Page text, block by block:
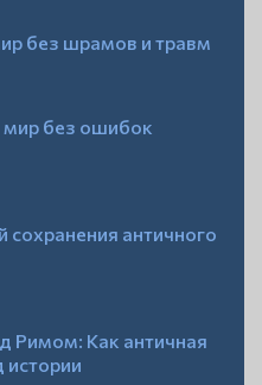
без шрамов и травм
мир без ошибок
античного
Римом: Как античная
истории